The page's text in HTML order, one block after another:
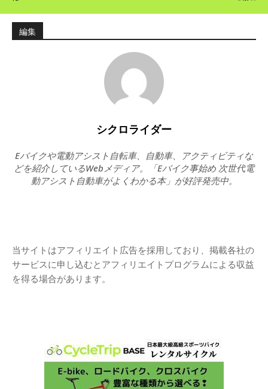
編集
シクロライダー
Eバイクや電動アシスト自転車、自動車、アクティビティな
どを紹介しているWebメディア。「Eバイク事始め 次世代電
動アシスト自動車がよくわかる本」が好評発売中。
当サイトはアフィリエイト広告を採用しており、掲載各社の
サービスに申し込むとアフィリエイトプログラムによる収益
を得る場合があります。